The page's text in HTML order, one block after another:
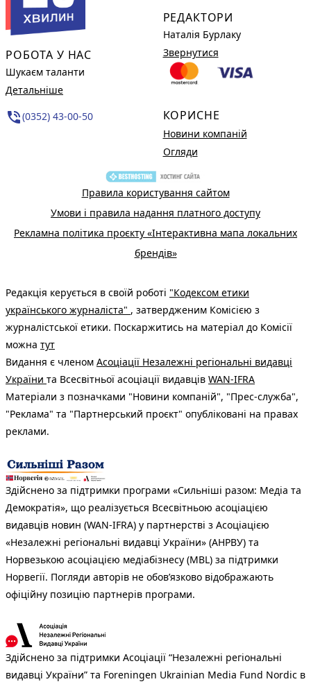
РОБОТА У НАС
Шукаєм таланти
Детальніше
phone_in_talk(0352) 43-00-50
РЕДАКТОРИ
Наталія Бурлаку
Звернутися
КОРИСНЕ
Новини компаній
Огляди
Правила користування сайтом
Умови і правила надання платного доступу
Рекламна політика проєкту «Інтерактивна мапа локальних
брендів»
Редакція керується в своїй роботі "Кодексом етики
українського журналіста" , затвердженим Комісією з
журналістської етики. Поскаржитись на матеріал до Комісії
можна тут
Видання є членом Асоціації Незалежні регіональні видавці
України та Всесвітньої асоціації видавців WAN-IFRA
Матеріали з позначками "Новини компаній", "Прес-служба",
"Реклама" та "Партнерський проєкт" опубліковані на правах
реклами.
Здійснено за підтримки програми «Сильніші разом: Медіа та
Демократія», що реалізується Всесвітньою асоціацією
видавців новин (WAN-IFRA) у партнерстві з Асоціацією
«Незалежні регіональні видавці України» (АНРВУ) та
Норвезькою асоціацією медіабізнесу (MBL) за підтримки
Норвегії. Погляди авторів не обов’язково відображають
офіційну позицію партнерів програми.
Здійснено за підтримки Асоціації “Незалежні регіональні
видавці України” та Foreningen Ukrainian Media Fund Nordic в